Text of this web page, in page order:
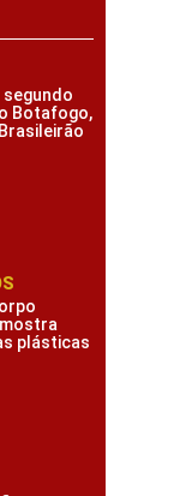
segundo
Botafogo,
plásticas